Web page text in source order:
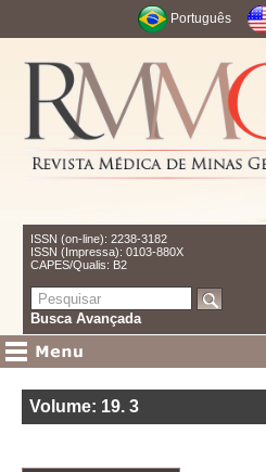
Português
ISSN (on-line): 2238-3182
ISSN (Impressa): 0103-880X
CAPES/Qualis: B2
Busca Avançada
Volume: 19. 3